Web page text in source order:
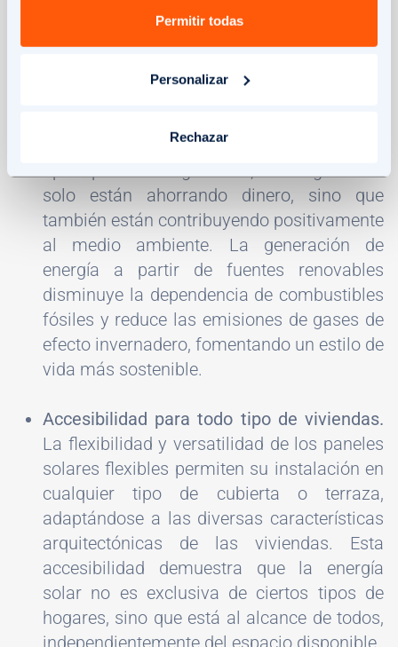
Permitir todas
Personalizar
Rechazar
MAXIMIZA TU AHORRO CON PANELES SOLARES
Reducción de emisiones contaminantes.
optar por la energía solar, los hogares no
solo están ahorrando dinero, sino que
también están contribuyendo positivamente
al medio ambiente. La generación de
energía a partir de fuentes renovables
disminuye la dependencia de combustibles
fósiles y reduce las emisiones de gases de
efecto invernadero, fomentando un estilo de
vida más sostenible.
Accesibilidad para todo tipo de viviendas.
La flexibilidad y versatilidad de los paneles
solares flexibles permiten su instalación en
cualquier tipo de cubierta o terraza,
adaptándose a las diversas características
arquitectónicas de las viviendas. Esta
accesibilidad demuestra que la energía
solar no es exclusiva de ciertos tipos de
hogares, sino que está al alcance de todos,